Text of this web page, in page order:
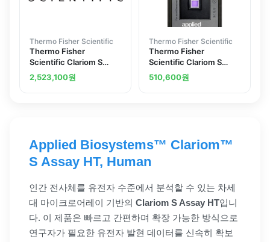
Thermo Fisher Scientific
Thermo Fisher
Scientific Clariom S
Array human
2,523,100원
Thermo Fisher Scientific
Thermo Fisher
Scientific Clariom S
Array human
510,600원
Applied Biosystems™ Clariom™
S Assay HT, Human
인간 전사체를 유전자 수준에서 분석할 수 있는 차세
대 마이크로어레이 기반의 Clariom S Assay HT입니
다. 이 제품은 빠르고 간편하며 확장 가능한 방식으로
연구자가 필요한 유전자 발현 데이터를 신속히 확보